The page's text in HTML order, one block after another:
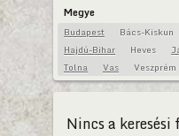
Megye
Budapest Bács-Kiskun
Hajdú-Bihar
Heves
Tolna
Vas Veszprém
Nincs a